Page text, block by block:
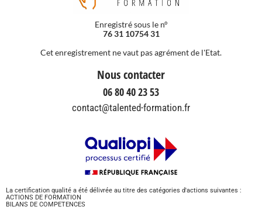
Enregistré sous le n°
76 31 10754 31
Cet enregistrement ne vaut pas agrément de l'Etat.
Nous contacter
06 80 40 23 53
contact@talented-formation.fr
La certification qualité a été délivrée au titre des catégories d'actions suivantes :
ACTIONS DE FORMATION
BILANS DE COMPETENCES